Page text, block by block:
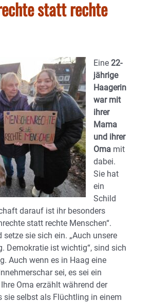
statt rechte
Eine 22-
jährige
Haagerin
war mit
ihrer
Mama
und ihrer
Oma mit
dabei.
Sie hat
ein
Schild
darauf ist ihr besonders
statt rechte Menschen“.
setze sie sich ein. „Auch unsere
Demokratie ist wichtig“, sind sich
Auch wenn es in Haag eine
sei, es sei ein
Oma erzählt während der
sie selbst als Flüchtling in einem